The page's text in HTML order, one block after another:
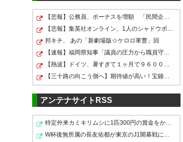
くっそ～横浜FCに初黒星付けら
れなかった💦
— yuu (yuu31_zelsapo)2022, 4
月 27
選手の皆さんお疲れ様でした！
ドローかあ… 勝ちきれなかった
な。危ないことも多かったけ
ど、勝てる内容でもあったよ。
やっぱり単純なゴリゴリ速攻に
は弱いよな。とは言え無敗継
続！ 連戦だから負けないことも
大事です。 #yokohamafc
https://t.co/ZIJOa7SDyQ
— FUNKふじやま 横浜FCととも
— ひなた (hina00ykf18)2022,
4月 27
4月未勝利は残念だが、過去4試
合とは打って変わって期待を持
てる内容。勝てなかった試合の
中では今年のベストゲームと言
って良い。徳島戦は勝利を期待
【悲報】公務員、ボーナスを増額 「民間企業に合わせま…
【悲報】集英社オンライン、1人のシャドウボクシング（43…
邦キチ、 あの「新劇場版☆ケロロ軍曹」回
【速報】福岡県知事「議員の圧力から職員守る」 不当要求…
【熱波】ドイツ、暑すぎて１ヶ月で９６００人死亡
【三十路の向こう側へ】期待値が高い！宝鐘マリン：誕生…
アンテナサイトRSS
特定外来カミキリムシに1匹300円の賞金をかけた高崎市、…
W杯後無所属の長友佑都が東京のJ1開幕戦に来場「みなさま…